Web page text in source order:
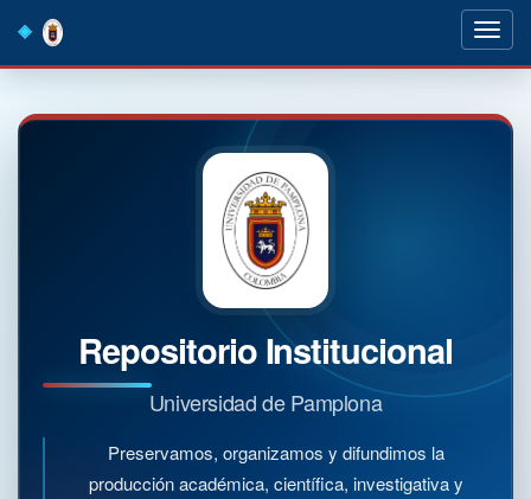
navigation
Repositorio Institucional
Universidad de Pamplona
Preservamos, organizamos y difundimos la
producción académica, científica, investigativa y